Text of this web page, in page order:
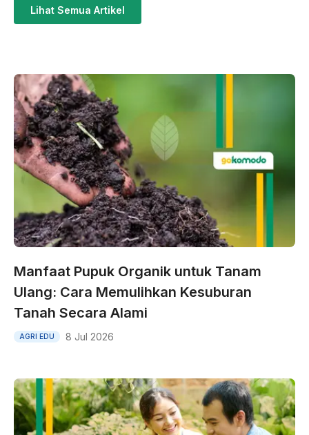
Lihat Semua Artikel
Manfaat Pupuk Organik untuk Tanam
Ulang: Cara Memulihkan Kesuburan
Tanah Secara Alami
AGRI EDU 8 Jul 2026